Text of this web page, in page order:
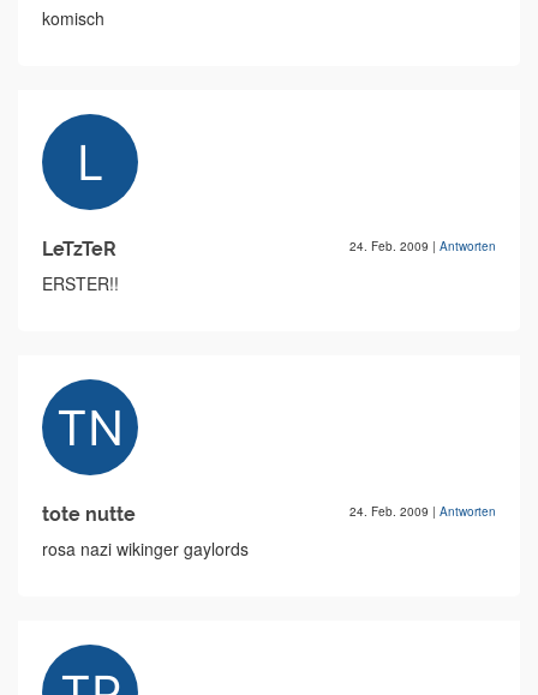
komisch
LeTzTeR 24. Feb. 2009 | Antworten
ERSTER!!
tote nutte 24. Feb. 2009 | Antworten
rosa nazi wikinger gaylords